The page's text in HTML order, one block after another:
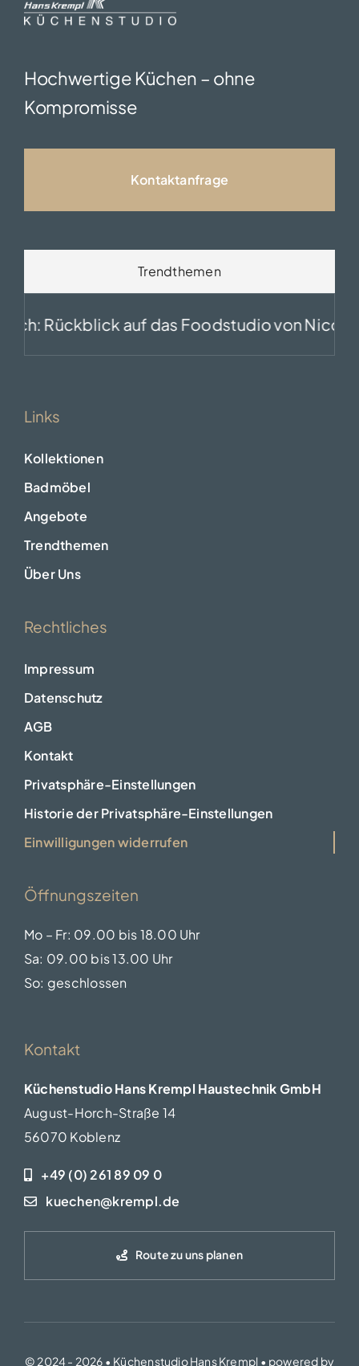
Hochwertige Küchen – ohne
Kompromisse
Kontaktanfrage
Trendthemen
auf das Foodstudio von Nicol &
Links
Kollektionen
Badmöbel
Angebote
Trendthemen
Über Uns
Rechtliches
Impressum
Datenschutz
AGB
Kontakt
Privatsphäre-Einstellungen
Historie der Privatsphäre-Einstellungen
Einwilligungen widerrufen
Öffnungszeiten
Mo – Fr: 09.00 bis 18.00 Uhr
Sa: 09.00 bis 13.00 Uhr
So: geschlossen
Kontakt
Küchenstudio Hans Krempl Haustechnik GmbH
August-Horch-Straße 14
56070 Koblenz
+49 (0) 261 89 09 0
kuechen@krempl.de
Route zu uns planen
© 2024 - 2026 • Küchenstudio Hans Krempl • powered by